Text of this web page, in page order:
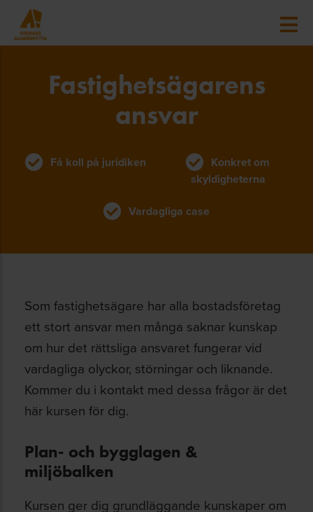
Fastighetsägarens
ansvar
Få koll på juridiken
Konkret om
skyldigheterna
Vardagliga case
Som fastighetsägare har alla bostadsföretag
ett stort ansvar men många saknar kunskap
om hur det rättsliga ansvaret fungerar vid
vardagliga olyckor, störningar och liknande.
Kommer du i kontakt med dessa frågor är det
här kursen för dig.
Plan- och bygglagen &
miljöbalken
Kursen ger dig grundläggande kunskaper om